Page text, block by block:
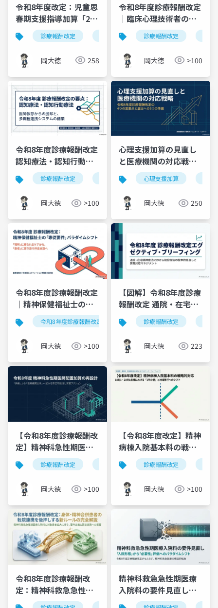
令和8年度改定：児童思
春期支援指導加算「2区
分化」の徹底解剖と実
務戦略
診療報酬改定 児童思春期支援指導加算 精神医療
岡大徳 258
令和8年度診療報酬改定
｜臨床心理技術者の経
過措置終了と医療機関
の2年間の対応ロードマ
ップ
診療報酬改定
岡大徳 >100
令和8年度診療報酬改定
認知療法・認知行動療
法の見直し｜医師依存
からの脱却と多職種連
携システムの構築
診療報酬改定 認知行動療法 公認心理師
岡大徳 >100
心理支援加算の見直し
と医療機関の対応戦略
｜令和8年度診療報酬改
定 4つの変更点と3つの
準備
心理支援加算
岡大徳 250
令和8年度診療報酬改定
｜精神保健福祉士の病
棟専従要件の見直し―2
つの類型・対象5区分・
実務対応
令和8年度診療報酬改定 精神保健福祉士 専従要件
岡大徳 >100
【図解】令和8年度診療
報酬改定 通院・在宅精
神療法の見直し｜初診
550点新設と100分の60
減算
診療報酬改定
岡大徳 223
【令和8年度診療報酬改
定】精神科急性期医師
配置加算の見直し｜ク
ロザピン実績の集計範
囲拡大と15対1入院基本
料の追加
診療報酬改定 精神科急性期医師配置加算 精神医療
岡大徳 >100
【令和8年度改定】精神
病棟入院基本料の戦略
的対応｜18対1・20対
1「1年の壁」
診療報酬改定
岡大徳 >100
令和8年度診療報酬改
定：精神科救急急性期
医療入院料の対象患者
精神科救急急性期医療
入院料の要件見直し｜
「入院形態」から「必